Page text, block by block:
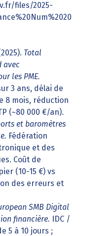
files/2025-
Total
avec
les PME.
3 ans, délai de
8 mois, réduction
(~80 000 €/an).
et baromètres
Fédération
et des
Coût de
(10-15 €) vs
des erreurs et
SMB Digital
financière. IDC /
5 à 10 jours ;